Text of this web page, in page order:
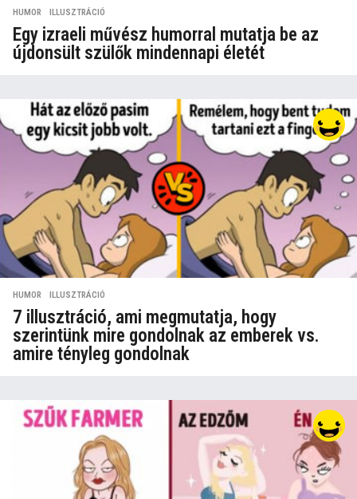
HUMOR ILLUSZTRÁCIÓ
Egy izraeli művész humorral mutatja be az
újdonsült szülők mindennapi életét
HUMOR ILLUSZTRÁCIÓ
7 illusztráció, ami megmutatja, hogy
szerintünk mire gondolnak az emberek vs.
amire tényleg gondolnak